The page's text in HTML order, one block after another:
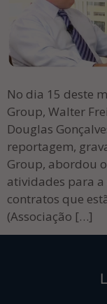
No dia 15 deste
Group, Walter
Douglas
reportagem,
Group, abordou
atividades para
contratos que
(Associação […]